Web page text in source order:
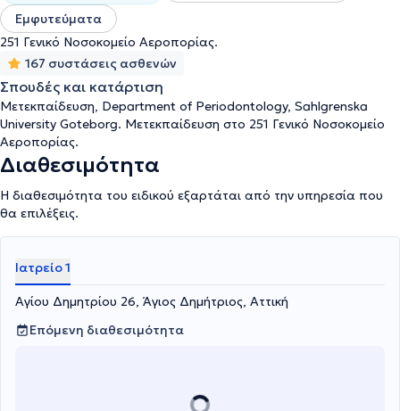
Εμφυτεύματα
251 Γενικό Νοσοκομείο Αεροπορίας.
167 συστάσεις ασθενών
Σπουδές και κατάρτιση
Μετεκπαίδευση, Department of Periodontology, Sahlgrenska
University Goteborg. Μετεκπαίδευση στο 251 Γενικό Νοσοκομείο
Αεροπορίας.
Διαθεσιμότητα
Η διαθεσιμότητα του ειδικού εξαρτάται από την υπηρεσία που
θα επιλέξεις.
Ιατρείο 1
Αγίου Δημητρίου 26, Άγιος Δημήτριος, Αττική
Επόμενη διαθεσιμότητα